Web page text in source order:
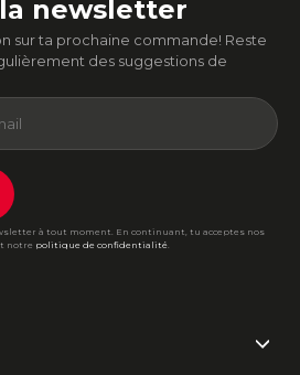
newsletter
sur ta prochaine commande! Reste
des suggestions de
à tout moment. En continuant, tu acceptes nos
notre politique de confidentialité.